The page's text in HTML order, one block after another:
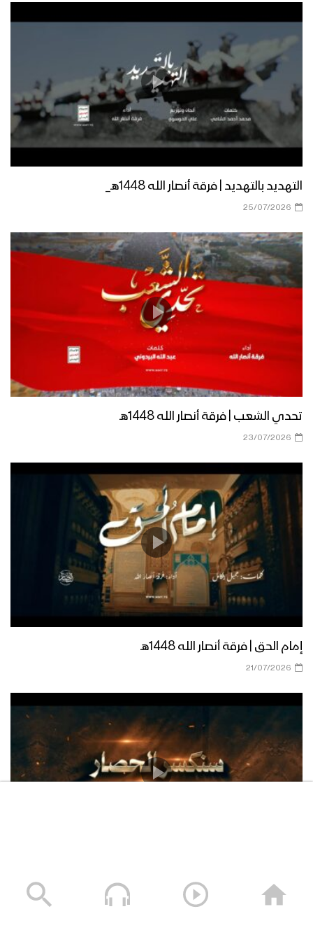
التهديد بالتهديد | فرقة أنصار الله 1448هـ_
25/07/2026
تحدي الشعب | فرقة أنصار الله 1448هـ
23/07/2026
إمام الحق | فرقة أنصار الله 1448هـ
21/07/2026
13/07/2026